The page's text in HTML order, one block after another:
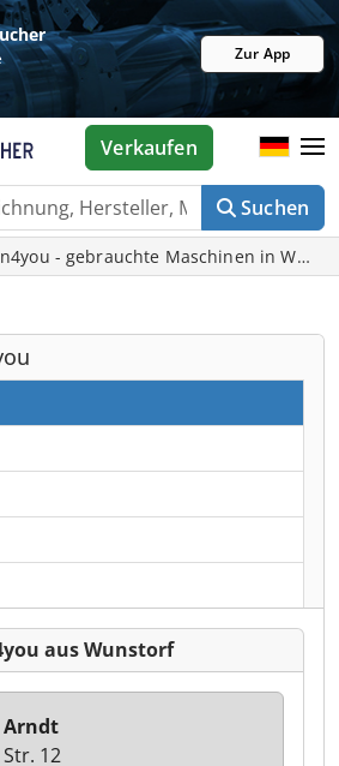
Zur App
Suchen
Verkaufen
- gebrauchte Maschinen in
aus Wunstorf
Arndt
12